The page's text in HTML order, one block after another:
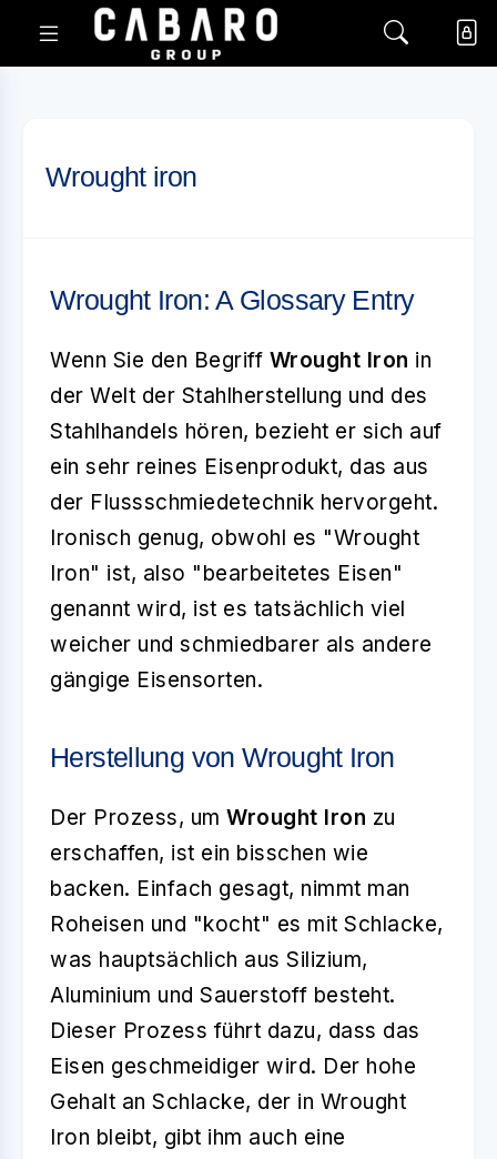
Wrought iron
Wrought Iron: A Glossary Entry
Wenn Sie den Begriff Wrought Iron in
der Welt der Stahlherstellung und des
Stahlhandels hören, bezieht er sich auf
ein sehr reines Eisenprodukt, das aus
der Flussschmiedetechnik hervorgeht.
Ironisch genug, obwohl es "Wrought
Iron" ist, also "bearbeitetes Eisen"
genannt wird, ist es tatsächlich viel
weicher und schmiedbarer als andere
gängige Eisensorten.
Herstellung von Wrought Iron
Der Prozess, um Wrought Iron zu
erschaffen, ist ein bisschen wie
backen. Einfach gesagt, nimmt man
Roheisen und "kocht" es mit Schlacke,
was hauptsächlich aus Silizium,
Aluminium und Sauerstoff besteht.
Dieser Prozess führt dazu, dass das
Eisen geschmeidiger wird. Der hohe
Gehalt an Schlacke, der in Wrought
Iron bleibt, gibt ihm auch eine